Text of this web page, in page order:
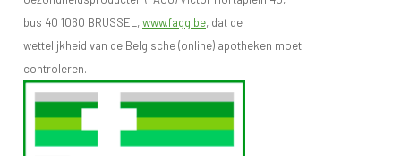
bus 40 1060 BRUSSEL,www.fagg.be, dat de
wettelijkheid van de Belgische (online) apotheken moet
controleren.